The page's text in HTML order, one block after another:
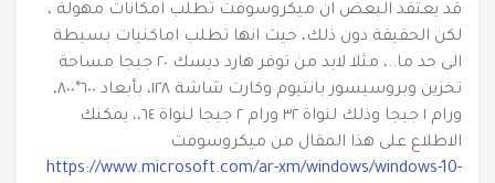
قد يعتقد البعض ان ميكروسوفت تطلب امكانات مهولة ،
لكن الحقيقة دون ذلك، حيث انها تطلب اماكنيات بسيطة
الى حد ما..، مثلا لابد من توفر هارد ديسك ٢٠ جيجا مساحة
تخزين وبروسيسور بانتيوم وكارت شاشة ١٢٨، بأبعاد ٦٠٠*٨٠٠،
ورام ١ جيجا وذلك لنواة ٣٢ ورام ٢ جيجا لنواة ٦٤،، يمكنك
الاطلاع على هذا المقال من ميكروسوفت
https://www.microsoft.com/ar-xm/windows/windows-10-